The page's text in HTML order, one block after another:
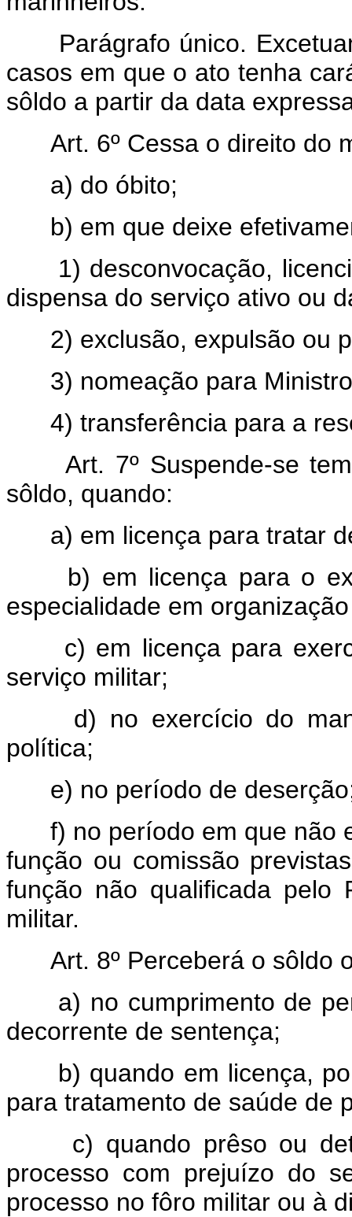
Parágrafo único.
casos em que o ato tenha
sôldo a partir da data
Art. 6º Cessa o direito do
a) do óbito;
b) em que deixe
1) desconvocação,
dispensa do serviço ativo ou
2) exclusão, expulsão ou
3) nomeação para
4) transferência para a
Art. 7º Suspende-se
sôldo, quando:
a) em licença para tratar
b) em licença para o
especialidade em
c) em licença para
serviço militar;
d) no exercício do
política;
e) no período de
f) no período em que não
função ou comissão
função não qualificada pelo
militar.
Art. 8º Perceberá o sôldo
a) no cumprimento de
decorrente de sentença;
b) quando em licença,
para tratamento de saúde de
c) quando prêso ou
processo com prejuízo do
processo no fôro militar ou à